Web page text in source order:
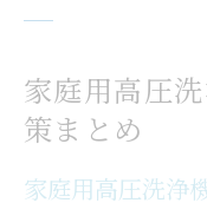
家庭用高圧
策まとめ
家庭用高圧洗浄